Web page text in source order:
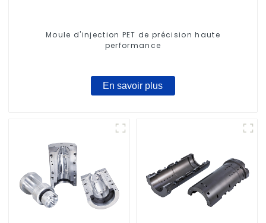
Moule d'injection PET de précision haute
performance
En savoir plus